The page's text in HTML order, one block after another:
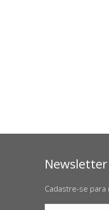
Newsletter
Cadastre-se